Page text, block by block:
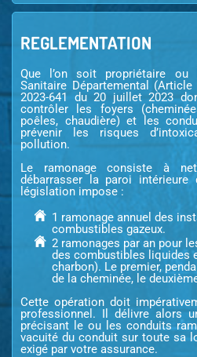
REGLEMENTATION
Que l’on soit propriétaire ou
Sanitaire Départemental
2023-641 du 20 juillet 2023
contrôler les foyers
poêles, chaudière) et les
prévenir les risques
pollution.
Le ramonage consiste à
débarrasser la paroi
législation impose :
1 ramonage annuel des
combustibles gazeux.
2 ramonages par an pour
des combustibles liquides
charbon). Le premier,
de la cheminée, le
Cette opération doit
professionnel. Il délivre alors
précisant le ou les conduits
vacuité du conduit sur toute sa
exigé par votre assurance.